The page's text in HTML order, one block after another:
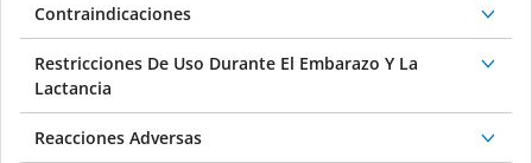
Contraindicaciones
Restricciones De Uso Durante El Embarazo Y La
Lactancia
Reacciones Adversas